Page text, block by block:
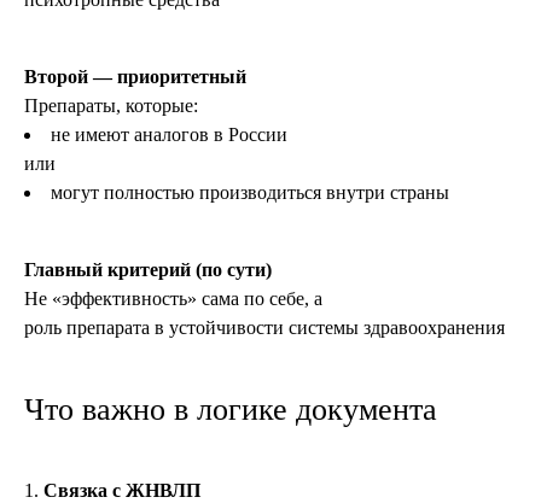
Второй — приоритетный
Препараты, которые:
не имеют аналогов в России
или
могут полностью производиться внутри страны
Главный критерий (по сути)
Не «эффективность» сама по себе, а
роль препарата в устойчивости системы здравоохранения
Что важно в логике документа
Связка с ЖНВЛП